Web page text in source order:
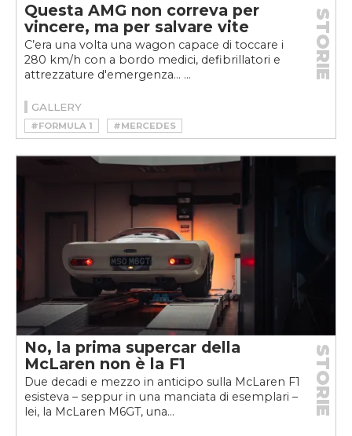
Questa AMG non correva per
vincere, ma per salvare vite
C’era una volta una wagon capace di toccare i
280 km/h con a bordo medici, defibrillatori e
attrezzature d'emergenza... ...
STORIE
GALLERY
#FORMULA 1
#MERCEDES
#MOTORSPORT
No, la prima supercar della
McLaren non è la F1
Due decadi e mezzo in anticipo sulla McLaren F1
esisteva – seppur in una manciata di esemplari –
lei, la McLaren M6GT, una...
STORIE